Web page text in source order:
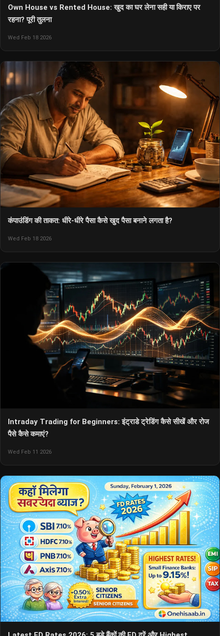
Own House vs Rented House: खुद का घर लेना सही या किराए पर
रहना? पूरी तुलना
Wed Feb 18 2026
कंपाउंडिंग की ताकत: धीरे-धीरे पैसा कैसे खुद पैसा बनाने लगता है?
Wed Feb 18 2026
Intraday Trading for Beginners: इंट्राडे ट्रेडिंग कैसे सीखें और रोज
पैसे कैसे कमाएं?
Wed Feb 11 2026